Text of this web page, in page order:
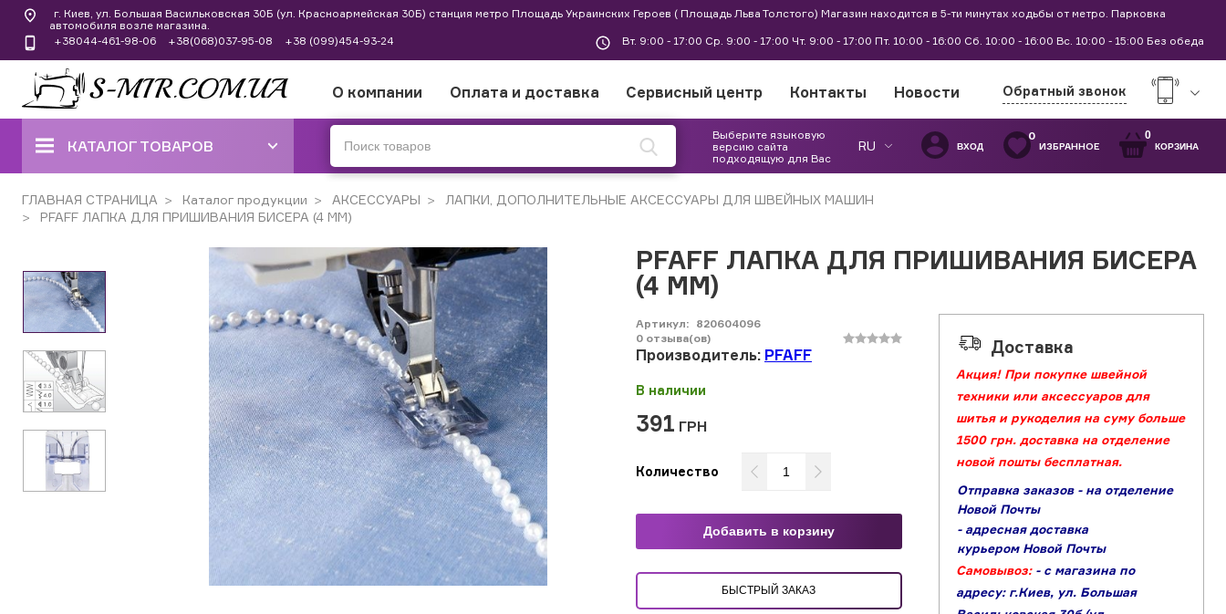
г. Киев, ул. Большая Васильковская 30Б (ул. Красноармейская 30Б) станция метро Площадь Украинских Героев ( Площадь Льва Толстого) Магазин находится в 5-ти минутах ходьбы от метро. Парковка
автомобиля возле магазина.
+38044-461-98-06
+38(068)037-95-08 +38 (099)454-93-24 Вт. 9:00 - 17:00 Ср. 9:00 - 17:00 Чт. 9:00 - 17:00 Пт. 10:00 - 16:00 Сб. 10:00 - 16:00 Вс. 10:00 - 15:00 Без обеда
О компании Оплата и доставка Сервисный центр Контакты Новости Обратный звонок
КАТАЛОГ ТОВАРОВ
ШВЕЙНЫЕ МАШИНЫ
ПЛОСКОШОВНЫЕ МАШИНЫ
ВЫШИВАЛЬНЫЕ И ШВЕЙНО-
ВЫШИВАЛЬНЫЕ
ШВЕЙНЫЕ МАШИНЫ РУЧНОГО
СТЕЖКА
ВЯЗАЛЬНЫЕ МАШИНЫ
АКСЕССУАРЫ
БРЕНДЫ
Акционные товары
Выберите языковую
версию сайта
подходящую для Вас
RU ВХОД
0
ИЗБРАННОЕ
0
КОРЗИНА
ГЛАВНАЯ СТРАНИЦА Каталог продукции АКСЕССУАРЫ
ЛАПКИ, ДОПОЛНИТЕЛЬНЫЕ АКСЕССУАРЫ ДЛЯ ШВЕЙНЫХ МАШИН
PFAFF ЛАПКА ДЛЯ ПРИШИВАНИЯ БИСЕРА (4 ММ)
PFAFF ЛАПКА ДЛЯ ПРИШИВАНИЯ БИСЕРА
(4 ММ)
Артикул: 820604096
0 отзыва(ов)
Производитель: PFAFF
В наличии
391 ГРН
Количество
Добавить в корзину
БЫСТРЫЙ ЗАКАЗ
Доставка
Акция! При покупке швейной
техники или аксессуаров для
шитья и рукоделия на суму больше
1500 грн. доставка на отделение
новой пошты бесплатная.
Отправка заказов - на отделение
Новой Почты
- адресная доставка
курьером Новой Почты
Самовывоз: - с магазина по
адресу: г.Киев, ул. Большая